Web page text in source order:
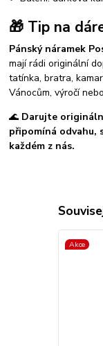
🎁 Tip na
Pánský náramek
mají rádi originální
tatínka, bratra,
Vánocům, výročí
🌊 Darujte
připomíná odvahu,
každém z nás.
Akce